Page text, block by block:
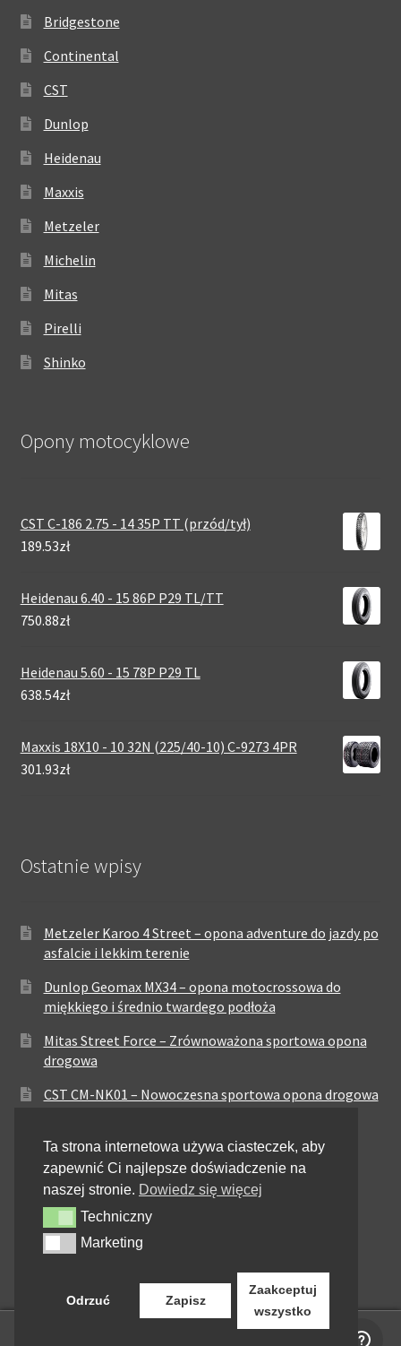
Bridgestone
Continental
CST
Dunlop
Heidenau
Maxxis
Metzeler
Michelin
Mitas
Pirelli
Shinko
Opony motocyklowe
CST C-186 2.75 - 14 35P TT (przód/tył)
189.53zł
Heidenau 6.40 - 15 86P P29 TL/TT
750.88zł
Heidenau 5.60 - 15 78P P29 TL
638.54zł
Maxxis 18X10 - 10 32N (225/40-10) C-9273 4PR
301.93zł
Ostatnie wpisy
Metzeler Karoo 4 Street – opona adventure do jazdy po
asfalcie i lekkim terenie
Dunlop Geomax MX34 – opona motocrossowa do
miękkiego i średnio twardego podłoża
Mitas Street Force – Zrównoważona sportowa opona
drogowa
CST CM-NK01 – Nowoczesna sportowa opona drogowa
zrównoważonych osiągach
Pirelli City Demon – Niezawodność w codziennej
jeździe miejskiej
Metzeler Perfect ME77 – Klasyczna opona o
zrównoważonych właściwościach
Ta strona internetowa używa ciasteczek, aby
zapewnić Ci najlepsze doświadczenie na
naszej stronie. Dowiedz się więcej
Techniczny
Techniczny
MarketingMarketing
Odrzuć Zapisz
Zaakceptuj
wszystko